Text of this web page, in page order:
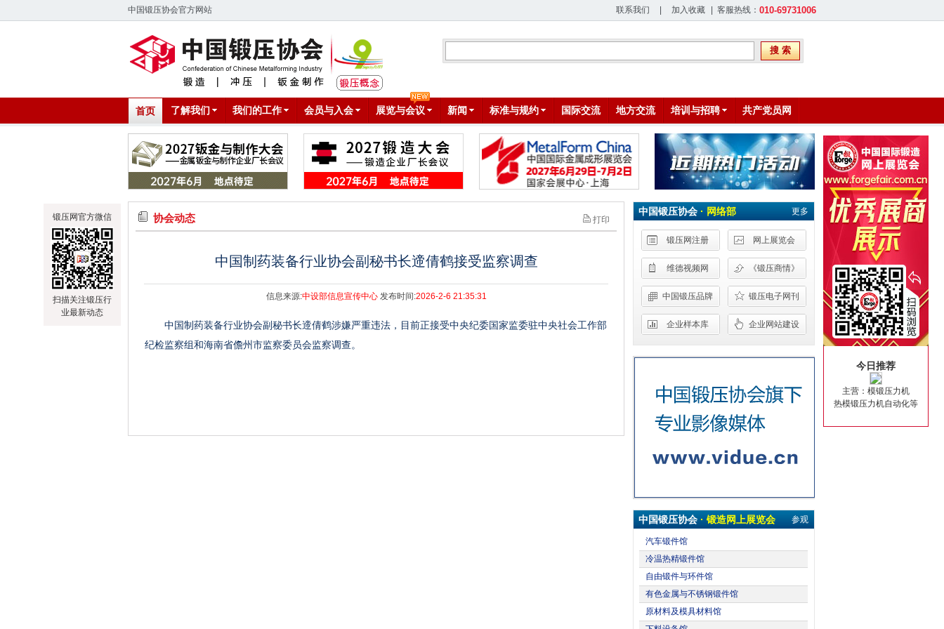
中国锻压协会官方网站 联系我们 加入收藏 | 客服热线： 010-69731006
搜 索
首页 了解我们 我们的工作 会员与入会 展览与会议 新闻 标准与规约 国际交流 地方交流 培训与招聘 共产党员网
协会动态 打印
中国制药装备行业协会副秘书长遆倩鹤接受监察调查
信息来源:中设部信息宣传中心发布时间:2026-2-6 21:35:31
中国制药装备行业协会副秘书长遆倩鹤涉嫌严重违法，目前正接受中央纪委国家监委驻中央社会工作部
纪检监察组和海南省儋州市监察委员会监察调查。
中国锻压协会 · 网络部 更多
锻压网注册 网上展览会
维德视频网 《锻压商情》
中国锻压品牌 锻压电子网刊
企业样本库 企业网站建设
中国锻压协会 · 锻造网上展览会 参观
汽车锻件馆
冷温热精锻件馆
自由锻件与环件馆
有色金属与不锈钢锻件馆
原材料及模具材料馆
今日推荐
主营：模锻压力机
热模锻压力机自动化等
锻压网官方微信
扫描关注锻压行
业最新动态